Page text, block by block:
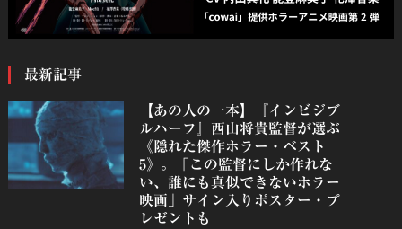
最新記事
【あの人の一本】『インビジブ
ルハーフ』⻄⼭将貴監督が選ぶ
《隠れた傑作ホラー・ベスト
5》。「この監督にしか作れな
い、誰にも真似できないホラー
映画」サイン入りポスター・プ
レゼントも